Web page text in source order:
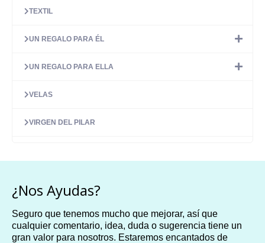
TEXTIL
UN REGALO PARA ÉL
UN REGALO PARA ELLA
VELAS
VIRGEN DEL PILAR
¿Nos Ayudas?
Seguro que tenemos mucho que mejorar, así que
cualquier comentario, idea, duda o sugerencia tiene un
gran valor para nosotros. Estaremos encantados de